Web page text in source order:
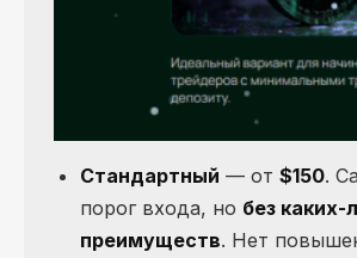
Стандартный — от $150.
порог входа, но без каких-
преимуществ. Нет